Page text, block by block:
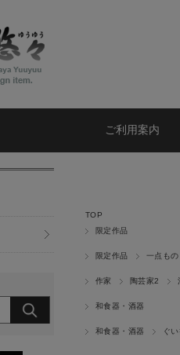
ご利用案内
TOP
限定作品
限定作品 一点もの
作家 陶芸家2
和食器・酒器
和食器・酒器 ぐ